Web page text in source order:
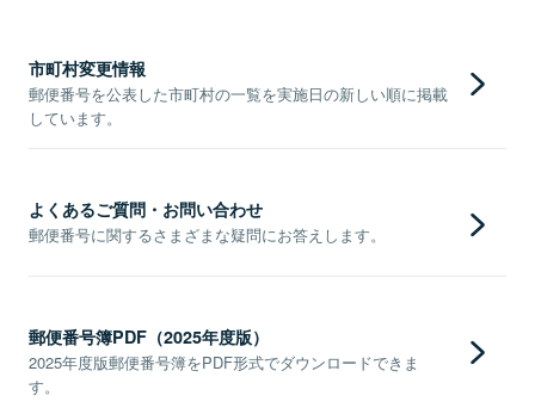
市町村変更情報
郵便番号を公表した市町村の一覧を実施日の新しい順に掲載
しています。
よくあるご質問・お問い合わせ
郵便番号に関するさまざまな疑問にお答えします。
郵便番号簿PDF（2025年度版）
2025年度版郵便番号簿をPDF形式でダウンロードできま
す。